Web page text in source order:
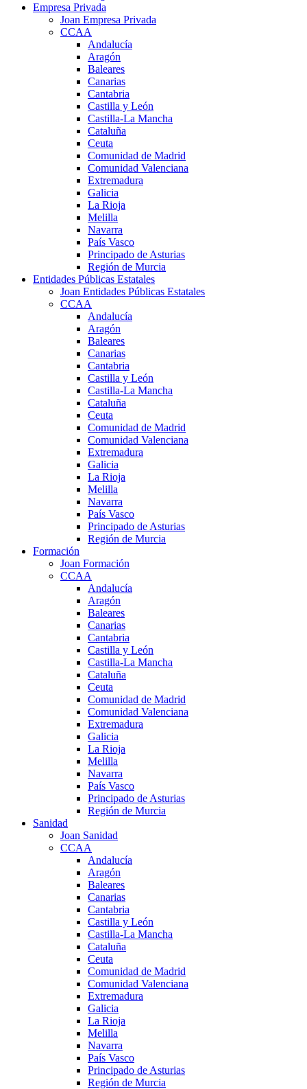
Empresa Privada
Joan Empresa Privada
CCAA
Andalucía
Aragón
Baleares
Canarias
Cantabria
Castilla y León
Castilla-La Mancha
Cataluña
Ceuta
Comunidad de Madrid
Comunidad Valenciana
Extremadura
Galicia
La Rioja
Melilla
Navarra
País Vasco
Principado de Asturias
Región de Murcia
Entidades Públicas Estatales
Joan Entidades Públicas Estatales
CCAA
Andalucía
Aragón
Baleares
Canarias
Cantabria
Castilla y León
Castilla-La Mancha
Cataluña
Ceuta
Comunidad de Madrid
Comunidad Valenciana
Extremadura
Galicia
La Rioja
Melilla
Navarra
País Vasco
Principado de Asturias
Región de Murcia
Formación
Joan Formación
CCAA
Andalucía
Aragón
Baleares
Canarias
Cantabria
Castilla y León
Castilla-La Mancha
Cataluña
Ceuta
Comunidad de Madrid
Comunidad Valenciana
Extremadura
Galicia
La Rioja
Melilla
Navarra
País Vasco
Principado de Asturias
Región de Murcia
Sanidad
Joan Sanidad
CCAA
Andalucía
Aragón
Baleares
Canarias
Cantabria
Castilla y León
Castilla-La Mancha
Cataluña
Ceuta
Comunidad de Madrid
Comunidad Valenciana
Extremadura
Galicia
La Rioja
Melilla
Navarra
País Vasco
Principado de Asturias
Región de Murcia